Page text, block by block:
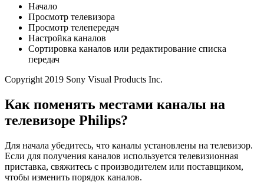
Начало
Просмотр телевизора
Просмотр телепередач
Настройка каналов
Сортировка каналов или редактирование списка
передач
Copyright 2019 Sony Visual Products Inc.
Как поменять местами каналы на
телевизоре Philips?
Для начала убедитесь, что каналы установлены на телевизор.
Если для получения каналов используется телевизионная
приставка, свяжитесь с производителем или поставщиком,
чтобы изменить порядок каналов.